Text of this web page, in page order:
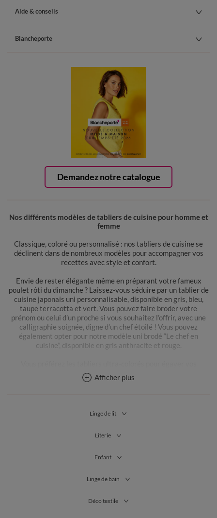
Demandez notre catalogue
Aide & conseils
Blancheporte
Nos différents modèles de tabliers de cuisine pour homme et
femme
Classique, coloré ou personnalisé : nos tabliers de cuisine se
déclinent dans de nombreux modèles pour accompagner vos
recettes avec style et confort.
Envie de rester élégante même en préparant votre fameux
poulet rôti du dimanche ? Laissez-vous séduire par un tablier de
cuisine japonais uni personnalisable, disponible en gris, bleu,
taupe terracotta et vert. Vous pouvez faire broder votre
prénom ou celui d’un proche si vous souhaitez l’offrir, avec une
calligraphie soignée, digne d’un chef étoilé ! Vous pouvez
également opter pour notre modèle uni brodé “Le chef en
cuisine”, disponible en gris anthracite et rouge.
moments de cuisine ? Les options ne manquent pas sur
Blancheporte.fr. Craquez pour un tablier bavette imprimé
à rayures ou un tablier chasuble sans manches imprimé de
petits carreaux.
Adepte des ambiances bohème chic ? Vous allez tomber sous le
disponible en jaune/blanc et bleu jean/blanc. Nous vous
Afficher plus
Linge de lit
Literie
Enfant
Linge de bain
Déco textile